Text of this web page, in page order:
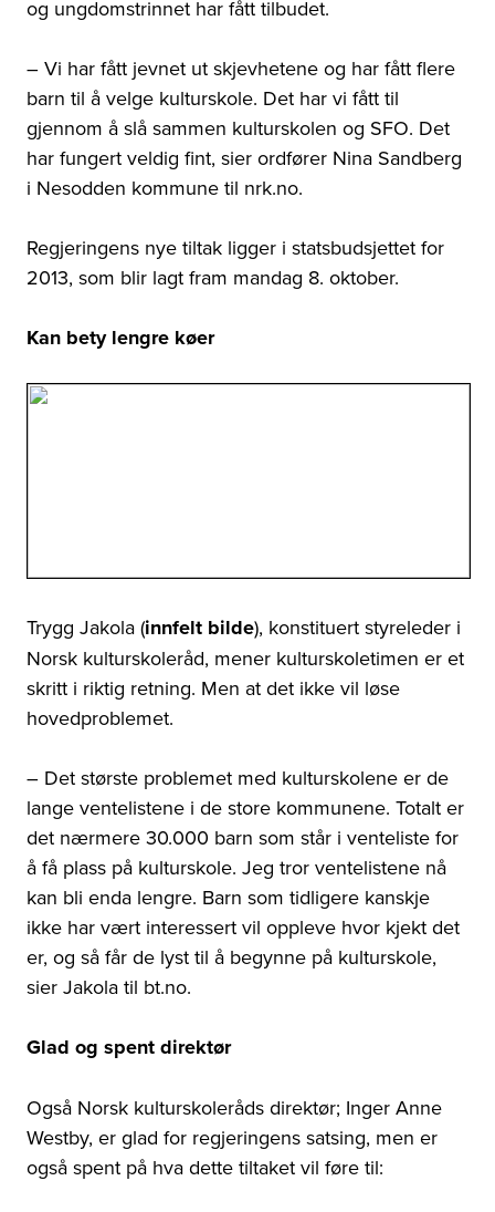
og ungdomstrinnet har fått tilbudet.
– Vi har fått jevnet ut skjevhetene og har fått flere
barn til å velge kulturskole. Det har vi fått til
gjennom å slå sammen kulturskolen og SFO. Det
har fungert veldig fint, sier ordfører Nina Sandberg
i Nesodden kommune til nrk.no.
Regjeringens nye tiltak ligger i statsbudsjettet for
2013, som blir lagt fram mandag 8. oktober.
Kan bety lengre køer
Trygg Jakola (innfelt bilde), konstituert styreleder i
Norsk kulturskoleråd, mener kulturskoletimen er et
skritt i riktig retning. Men at det ikke vil løse
hovedproblemet.
– Det største problemet med kulturskolene er de
lange ventelistene i de store kommunene. Totalt er
det nærmere 30.000 barn som står i venteliste for
å få plass på kulturskole. Jeg tror ventelistene nå
kan bli enda lengre. Barn som tidligere kanskje
ikke har vært interessert vil oppleve hvor kjekt det
er, og så får de lyst til å begynne på kulturskole,
sier Jakola til bt.no.
Glad og spent direktør
Også Norsk kulturskoleråds direktør; Inger Anne
Westby, er glad for regjeringens satsing, men er
også spent på hva dette tiltaket vil føre til: